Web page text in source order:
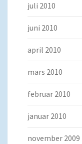
juli 2010
juni 2010
april 2010
mars 2010
februar 2010
januar 2010
november 2009